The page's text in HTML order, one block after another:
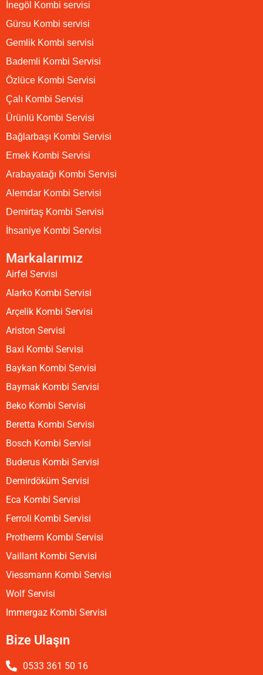
İnegöl Kombi servisi
Gürsu Kombi servisi
Gemlik Kombi servisi
Bademli Kombi Servisi
Özlüce Kombi Servisi
Çalı Kombi Servisi
Ürünlü Kombi Servisi
Bağlarbaşı Kombi Servisi
Emek Kombi Servisi
Arabayatağı Kombi Servisi
Alemdar Kombi Servisi
Demirtaş Kombi Servisi
İhsaniye Kombi Servisi
Markalarımız
Airfel Servisi
Alarko Kombi Servisi
Arçelik Kombi Servisi
Ariston Servisi
Baxi Kombi Servisi
Baykan Kombi Servisi
Baymak Kombi Servisi
Beko Kombi Servisi
Beretta Kombi Servisi
Bosch Kombi Servisi
Buderus Kombi Servisi
Demirdöküm Servisi
Eca Kombi Servisi
Ferroli Kombi Servisi
Protherm Kombi Servisi
Vaillant Kombi Servisi
Viessmann Kombi Servisi
Wolf Servisi
Immergaz Kombi Servisi
Bize Ulaşın
0533 361 50 16